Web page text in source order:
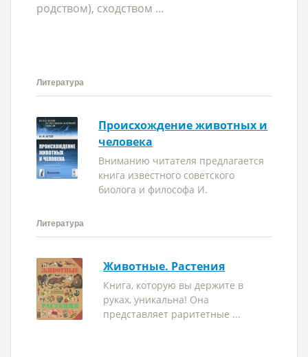
родством), сходством ...
Литература
Происхождение животных и
человека
Вниманию читателя предлагается
книга известного советского
биолога и философа И.
Литература
Животные. Растения
Книга, которую вы держите в
руках, уникальна! Она
представляет раритетные ...